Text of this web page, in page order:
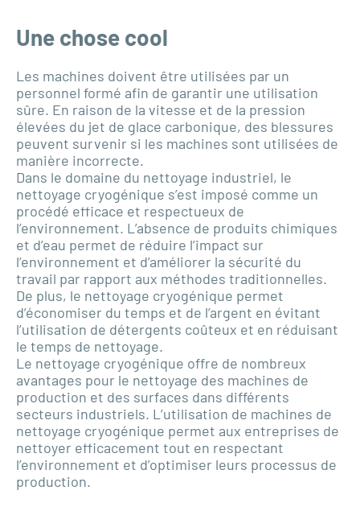
Une chose cool
Les machines doivent être utilisées par un
personnel formé afin de garantir une utilisation
sûre. En raison de la vitesse et de la pression
élevées du jet de glace carbonique, des blessures
peuvent survenir si les machines sont utilisées de
manière incorrecte.
Dans le domaine du nettoyage industriel, le
nettoyage cryogénique s’est imposé comme un
procédé efficace et respectueux de
l’environnement. L’absence de produits chimiques
et d’eau permet de réduire l’impact sur
l’environnement et d’améliorer la sécurité du
travail par rapport aux méthodes traditionnelles.
De plus, le nettoyage cryogénique permet
d’économiser du temps et de l’argent en évitant
l’utilisation de détergents coûteux et en réduisant
le temps de nettoyage.
Le nettoyage cryogénique offre de nombreux
avantages pour le nettoyage des machines de
production et des surfaces dans différents
secteurs industriels. L’utilisation de machines de
nettoyage cryogénique permet aux entreprises de
nettoyer efficacement tout en respectant
l’environnement et d’optimiser leurs processus de
production.